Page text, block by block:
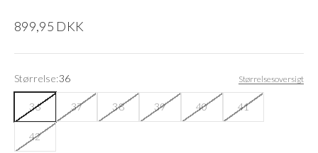
Salgspris
899,95 DKK
Størrelse:36 Størrelsesoversigt
36 37 38 39 40 41
42